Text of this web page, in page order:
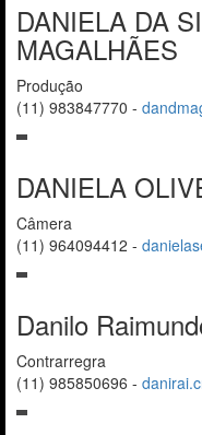
DANIELA DA
MAGALHÃES
Produção
(11) 983847770 -
DANIELA
Câmera
(11) 964094412 -
Danilo
Contrarregra
(11) 985850696 -